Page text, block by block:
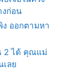
ก่อน
ออกตามหา
2 ได้ คุณแม่
เลย